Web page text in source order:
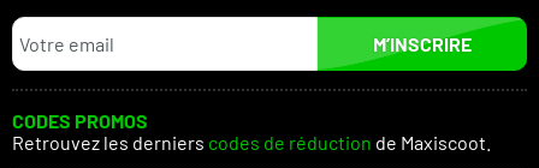
M’INSCRIRE
CODES PROMOS
Retrouvez les derniers codes de réduction de Maxiscoot.